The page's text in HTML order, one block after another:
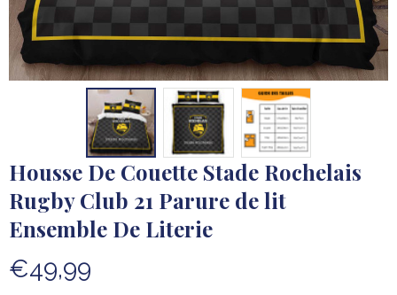
Housse De Couette Stade Rochelais
Rugby Club 21 Parure de lit
Ensemble De Literie
€49,99